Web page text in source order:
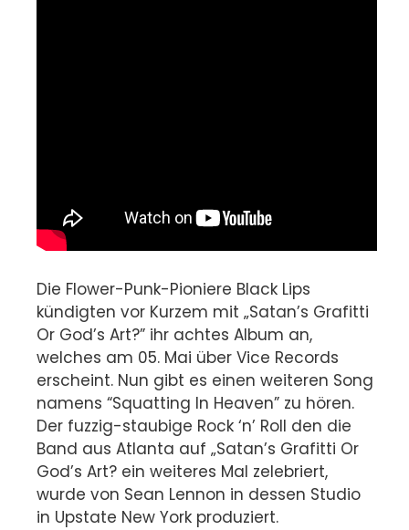
Die Flower-Punk-Pioniere Black Lips
kündigten vor Kurzem mit „Satan’s Grafitti
Or God’s Art?” ihr achtes Album an,
welches am 05. Mai über Vice Records
erscheint. Nun gibt es einen weiteren Song
namens “Squatting In Heaven” zu hören.
Der fuzzig-staubige Rock ‘n’ Roll den die
Band aus Atlanta auf „Satan’s Grafitti Or
God’s Art? ein weiteres Mal zelebriert,
wurde von Sean Lennon in dessen Studio
in Upstate New York produziert.